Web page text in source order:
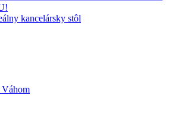
kancelársky stôl
Váhom